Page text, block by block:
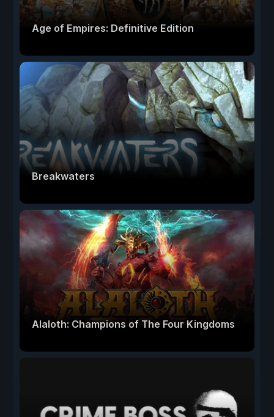
Age of Empires: Definitive Edition
Breakwaters
Alaloth: Champions of The Four Kingdoms